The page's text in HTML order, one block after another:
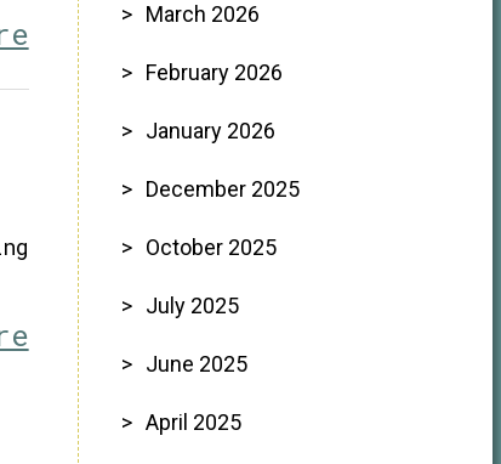
March 2026
February 2026
January 2026
December 2025
October 2025
July 2025
June 2025
April 2025